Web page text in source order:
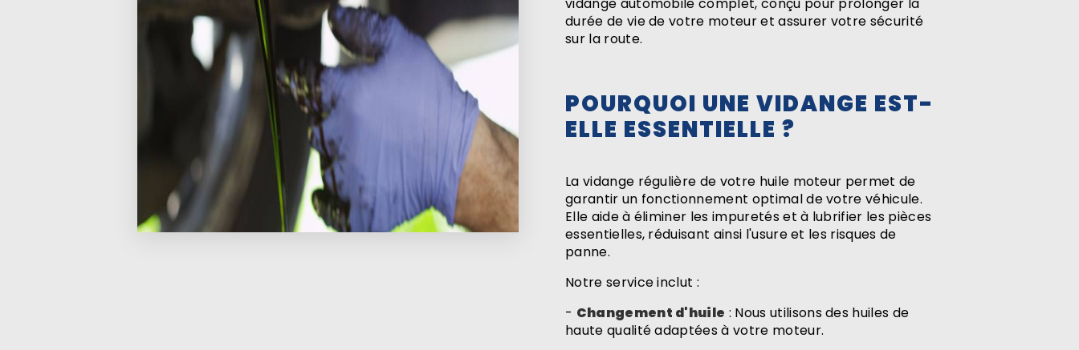
vidange automobile complet, conçu pour prolonger la
durée de vie de votre moteur et assurer votre sécurité
sur la route.
POURQUOI UNE VIDANGE EST-
ELLE ESSENTIELLE ?
La vidange régulière de votre huile moteur permet de
garantir un fonctionnement optimal de votre véhicule.
Elle aide à éliminer les impuretés et à lubrifier les pièces
essentielles, réduisant ainsi l'usure et les risques de
panne.
Notre service inclut :
- Changement d'huile : Nous utilisons des huiles de
haute qualité adaptées à votre moteur.